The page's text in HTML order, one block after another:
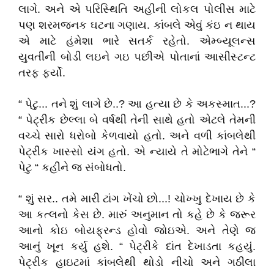
લાગે. અને એ પરિસ્થિતિ અહીની લોકલ પોલીસ માટે
પણ શરમજનક ઘટના ગણાય. કાંબલે એવું કંઇ ન થાય
એ માટે હંમેશા ભારે સતર્ક રહેતો. એમ્બ્યૂલન્સ
યુવતીની બોડી લઇને ગઇ પછીએ પોતાનાં આસીસ્ટન્ટ
તરફ ફર્યો.
“ પેટુ... તને શું લાગે છે..? આ હત્યા છે કે અકસ્માત...?
“ પેટ્રીક છેલ્લા બે વર્ષથી તેની સાથે હતો એટલે તેમની
વચ્ચે સારો ધરોબો કેળવાયો હતો. અને વળી કાંબલેથી
પેટ્રીક ખાસ્સો યંગ હતો. એ ન્યાયે તે મોટેભાગે તેને “
પેટુ “ કહીને જ સંબોધતો.
“ શું સર.. તમે મારી ટાંગ ખેંચો છો...! ચોખ્ખુ દેખાય છે કે
આ કત્લનો કેસ છે. મારું અનુમાન તો કહે છે કે જરૂર
આનો કોઇ બોયફ્રન્ડ હોવો જોઇએ. અને તેણે જ
આનું ખૂન કર્યુ હશે. “ પેટ્રીકે દાંત દેખાડતા કહયું.
પેટ્રીક હાઇટમાં કાંબલેથી થોડો નીચો અને ગઠીલા